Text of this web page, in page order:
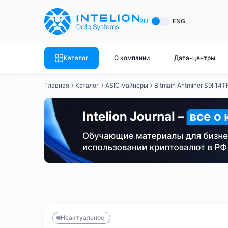
RU ENG
Каталог О компании Дата-центры
ASIC майнеры
Canaan
Innosilicon
Готовый
Готовый
Готовый
Готовый
Готовый
Главная Каталог ASIC майнеры Bitmain Antminer S9I
Неактуальное